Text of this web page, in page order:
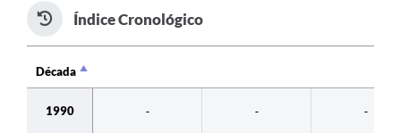
Índice Cronológico
Década
1990
- - -